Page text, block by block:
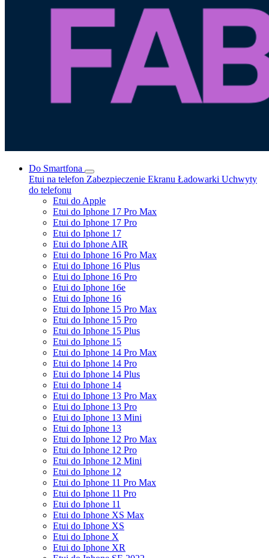
Do Smartfona
Etui na telefon Zabezpieczenie Ekranu Ładowarki Uchwyty
do telefonu
Etui do Apple
Etui do Iphone 17 Pro Max
Etui do Iphone 17 Pro
Etui do Iphone 17
Etui do Iphone AIR
Etui do Iphone 16 Pro Max
Etui do Iphone 16 Plus
Etui do Iphone 16 Pro
Etui do Iphone 16e
Etui do Iphone 16
Etui do Iphone 15 Pro Max
Etui do Iphone 15 Pro
Etui do Iphone 15 Plus
Etui do Iphone 15
Etui do Iphone 14 Pro Max
Etui do Iphone 14 Pro
Etui do Iphone 14 Plus
Etui do Iphone 14
Etui do Iphone 13 Pro Max
Etui do Iphone 13 Pro
Etui do Iphone 13 Mini
Etui do Iphone 13
Etui do Iphone 12 Pro Max
Etui do Iphone 12 Pro
Etui do Iphone 12 Mini
Etui do Iphone 12
Etui do Iphone 11 Pro Max
Etui do Iphone 11 Pro
Etui do Iphone 11
Etui do Iphone XS Max
Etui do Iphone XS
Etui do Iphone X
Etui do Iphone XR